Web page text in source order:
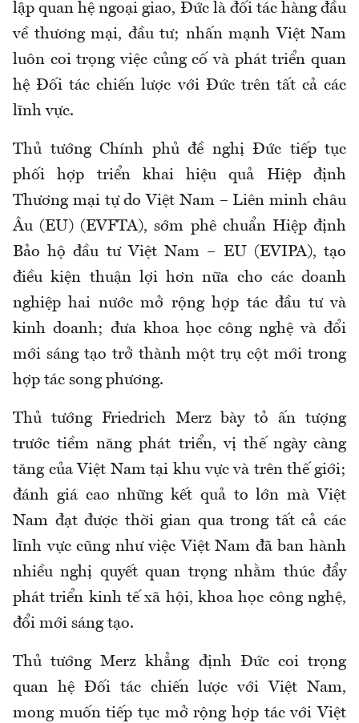
lập quan hệ ngoại giao, Đức là đối tác hàng đầu
về thương mại, đầu tư; nhấn mạnh Việt Nam
luôn coi trọng việc củng cố và phát triển quan
hệ Đối tác chiến lược với Đức trên tất cả các
lĩnh vực.
Thủ tướng Chính phủ đề nghị Đức tiếp tục
phối hợp triển khai hiệu quả Hiệp định
Thương mại tự do Việt Nam – Liên minh châu
Âu (EU) (EVFTA), sớm phê chuẩn Hiệp định
Bảo hộ đầu tư Việt Nam – EU (EVIPA), tạo
điều kiện thuận lợi hơn nữa cho các doanh
nghiệp hai nước mở rộng hợp tác đầu tư và
kinh doanh; đưa khoa học công nghệ và đổi
mới sáng tạo trở thành một trụ cột mới trong
hợp tác song phương.
Thủ tướng Friedrich Merz bày tỏ ấn tượng
trước tiềm năng phát triển, vị thế ngày càng
tăng của Việt Nam tại khu vực và trên thế giới;
đánh giá cao những kết quả to lớn mà Việt
Nam đạt được thời gian qua trong tất cả các
lĩnh vực cũng như việc Việt Nam đã ban hành
nhiều nghị quyết quan trọng nhằm thúc đẩy
phát triển kinh tế xã hội, khoa học công nghệ,
đổi mới sáng tạo.
Thủ tướng Merz khẳng định Đức coi trọng
quan hệ Đối tác chiến lược với Việt Nam,
mong muốn tiếp tục mở rộng hợp tác với Việt